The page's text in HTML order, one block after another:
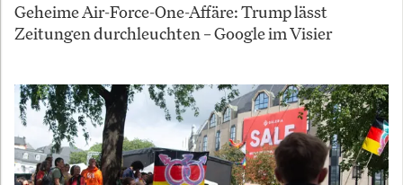
Geheime Air-Force-One-Affäre: Trump lässt
Zeitungen durchleuchten – Google im Visier